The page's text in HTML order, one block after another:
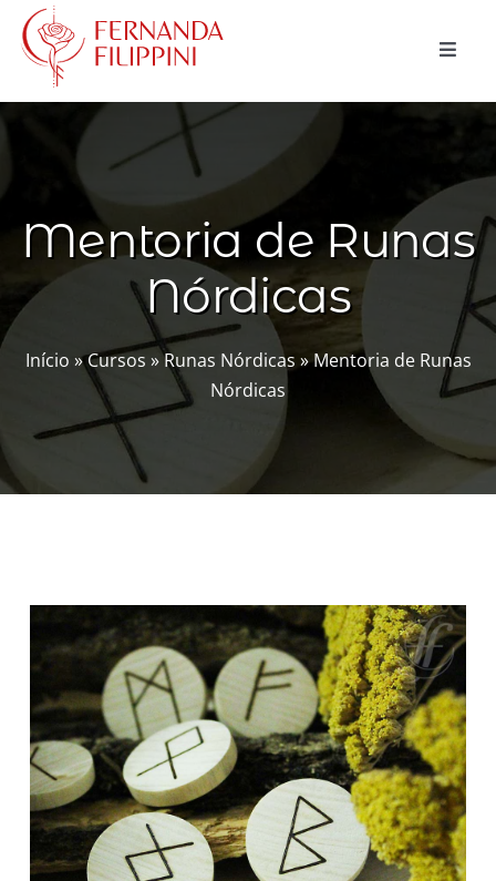
para
conteúdo
Toggle
CURSOS
CONSULTAS
MAGIA NATURAL
BLOG
LOJA
Buscar
AGENDAMENTO
Mentoria de Runas
Nórdicas
Início »Cursos »Runas Nórdicas »Mentoria de Runas
Nórdicas